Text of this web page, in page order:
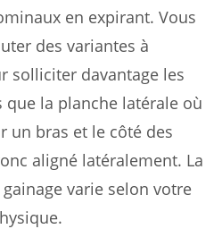
en expirant. Vous
des variantes à
solliciter davantage les
la planche latérale où
un bras et le côté des
aligné latéralement. La
gainage varie selon votre